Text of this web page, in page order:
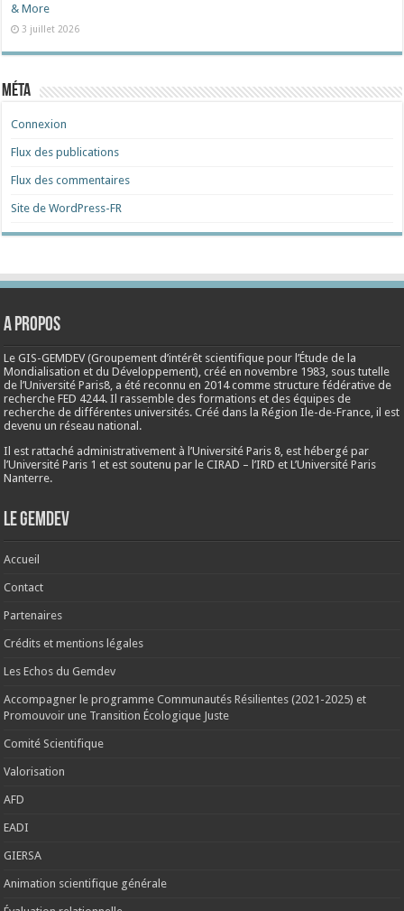
& More
3 juillet 2026
Méta
Connexion
Flux des publications
Flux des commentaires
Site de WordPress-FR
A propos
Le GIS-GEMDEV (Groupement d’intérêt scientifique pour l’Étude de la
Mondialisation et du Développement), créé ennovembre 1983, sous tutelle
de l’Université Paris8, a été reconnu en 2014 comme structure fédérative de
recherche FED 4244. Il rassemble des formations et des équipes de
recherche de différentes universités. Créé dans la Région Ile-de-France, il est
devenu un réseau national.
Il est rattaché administrativement à l’Université Paris 8, est hébergé par
l’Université Paris 1 et est soutenu par le CIRAD – l’IRD et L’Université Paris
Nanterre.
Le Gemdev
Accueil
Contact
Partenaires
Crédits et mentions légales
Les Echos du Gemdev
Accompagner le programme Communautés Résilientes (2021-2025) et
Promouvoir une Transition Écologique Juste
Comité Scientifique
Valorisation
AFD
EADI
GIERSA
Animation scientifique générale